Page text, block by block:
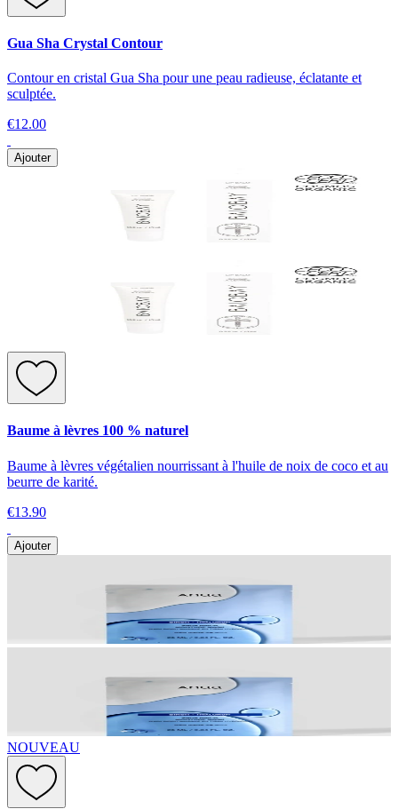
Gua Sha Crystal Contour
Contour en cristal Gua Sha pour une peau radieuse, éclatante et
sculptée.
€12.00
Ajouter
Baume à lèvres 100 % naturel
Baume à lèvres végétalien nourrissant à l'huile de noix de coco et au
beurre de karité.
€13.90
Ajouter
NOUVEAU